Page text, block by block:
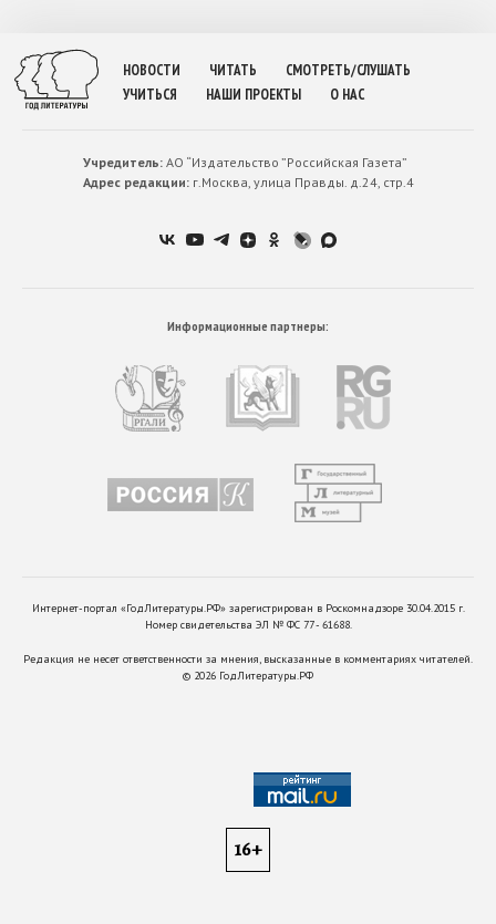
НОВОСТИ ЧИТАТЬ
СМОТРЕТЬ/СЛУШАТЬ
УЧИТЬСЯ
НАШИ ПРОЕКТЫ О НАС
Учредитель:АО “Издательство ”Российская Газета”
Адрес редакции:г.Москва, улица Правды. д.24, стр.4
Информационные партнеры:
Интернет-портал «ГодЛитературы.РФ» зарегистрирован в Роскомнадзоре 30.04.2015 г.
Номер свидетельства ЭЛ № ФС 77 - 61688.
Редакция не несет ответственности за мнения, высказанные в комментариях читателей.
© 2026 ГодЛитературы.РФ
16+